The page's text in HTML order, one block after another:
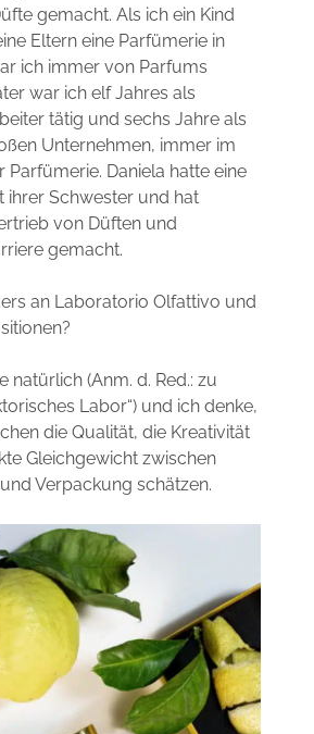
gemacht. Als ich ein Kind
Eltern eine Parfümerie in
ich immer von Parfums
war ich elf Jahres als
tätig und sechs Jahre als
Unternehmen, immer im
Parfümerie. Daniela hatte eine
ihrer Schwester und hat
von Düften und
gemacht.
an Laboratorio Olfattivo und
natürlich (Anm. d. Red.: zu
Labor“) und ich denke,
die Qualität, die Kreativität
Gleichgewicht zwischen
Verpackung schätzen.